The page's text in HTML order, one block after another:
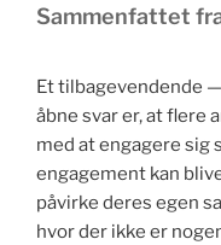
Sammenfattet
Et tilbagevendende
åbne svar er, at flere
med at engagere sig
engagement kan
påvirke deres egen
hvor der ikke er